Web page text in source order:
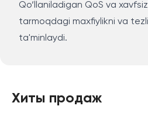
Qo‘llaniladigan QoS va
tarmoqdagi maxfiylikni va
ta'minlaydi.
Хиты продаж